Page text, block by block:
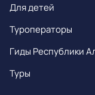
Для детей
Туроператоры
Гиды Республики
Туры